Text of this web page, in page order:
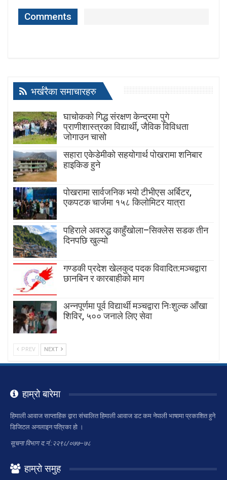
Comments
भर्खरैका समाचारहरु
घाचोकको गिद्ध संरक्षण केन्द्रमा पुगे
प्राणीशास्त्रका विद्यार्थी, जैविक विविधता
जोगाउन चासो
सहारा एकेडेमीको सहयोगार्थ पोखरामा शनिबार
हाइकिङ हुने
पोखरामा सार्वजनिक भयो टीभीएस अर्बिटर,
एकपटक चार्जमा १५८ किलोमिटर यात्रा
पहिराले अवरुद्ध काहुँखोला–सिक्लेस सडक तीन
दिनपछि खुल्यो
गण्डकी प्रदेश खेलकुद पदक विवादित:मञ्चद्वारा
छानबिन र कारबाहीको माग
अन्नपूर्णमा पूर्व विद्यार्थी मञ्चद्वारा निःशुल्क आँखा
शिविर, ५०० जनाले लिए सेवा
PREV NEXT
हाम्रो बारेमा
हिमाली आवाज साप्ताहिक द्वारा संचालित हिमाली आवाज डट कम नेपाली भाषामा प्रकाशित हुने
डिजिटल अनलाइन पत्रिका हो ।
सूचना विभाग द.नं.:२२९८/०७७–७८
हाम्रो समुह